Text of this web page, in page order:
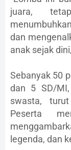
juara,
dan
anak sejak
Sebanyak 50
dan 5 SD/
swasta,
Peserta
legenda, dan